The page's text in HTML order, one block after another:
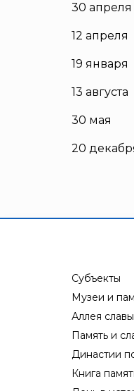
30 апреля
12 апреля
19 января
13 августа
30 мая
20
Субъекты
Музеи и
Аллея славы
Память и
Династии
Книга